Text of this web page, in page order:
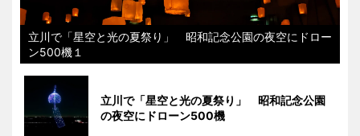
立川で「星空と光の夏祭り」 昭和記念公園の夜空にドロー
ン500機１
立川で「星空と光の夏祭り」 昭和記念公園
の夜空にドローン500機